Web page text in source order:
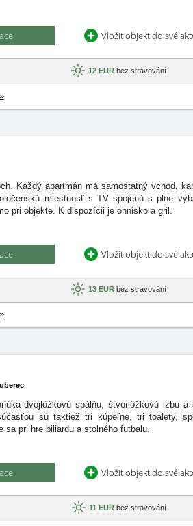
Vložit objekt do své
12 EUR bez stravování
Každý apartmán má samostatný vchod,
miestnosť s TV spojenú s plne
pri objekte. K dispozícii je ohnisko a gril.
Vložit objekt do své
13 EUR bez stravování
dvojlôžkovú spálňu, štvorlôžkovú izbu
sú taktiež tri kúpeľne, tri toalety,
pri hre biliardu a stolného futbalu.
Vložit objekt do své
11 EURbez stravování